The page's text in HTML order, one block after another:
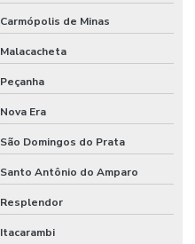
Carmópolis de Minas
Malacacheta
Peçanha
Nova Era
São Domingos do Prata
Santo Antônio do Amparo
Resplendor
Itacarambi